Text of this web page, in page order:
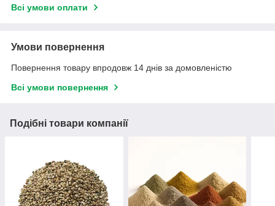
Всі умови оплати
Умови повернення
Повернення товару впродовж 14 днів за домовленістю
Всі умови повернення
Подібні товари компанії